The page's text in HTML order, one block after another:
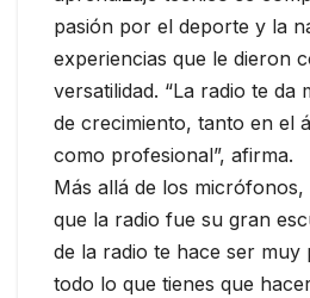
pasión por el deporte y la
experiencias que le dieron
versatilidad. “La radio te da
de crecimiento, tanto en el
como profesional”, afirma.
Más allá de los
que la radio fue su gran
de la radio te hace ser muy
todo lo que tienes que